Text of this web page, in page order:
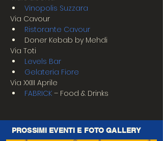
Vinopolis Suzzara
Via Cavour
Ristorante Cavour
Doner Kebab by Mehdi
Via Toti
Levels Bar
Gelateria Fiore
Via XXIII Aprile
FABRICK – Food & Drinks
PROSSIMI EVENTI E FOTO GALLERY